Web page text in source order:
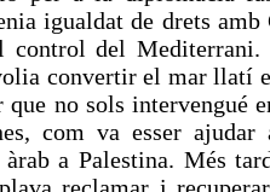
igualdat de drets amb
control del Mediterrani.
convertir el mar llatí
no sols intervengué
com va esser ajudar
àrab a Palestina. Més